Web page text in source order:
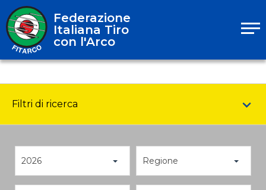
Federazione
Italiana Tiro
con l'Arco
Filtri di ricerca
2026 Regione